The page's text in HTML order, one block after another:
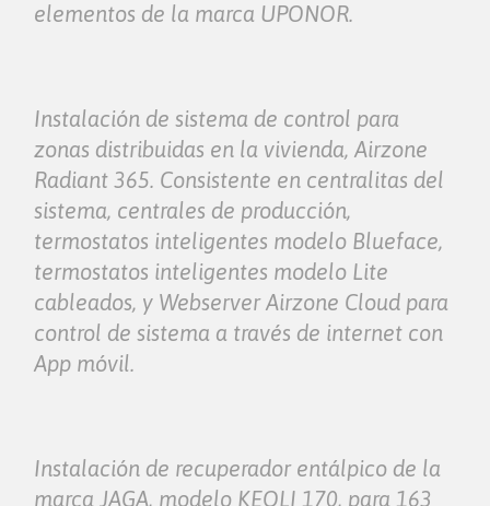
elementos de la marca UPONOR.
Instalación de sistema de control para
zonas distribuidas en la vivienda, Airzone
Radiant 365. Consistente en centralitas del
sistema, centrales de producción,
termostatos inteligentes modelo Blueface,
termostatos inteligentes modelo Lite
cableados, y Webserver Airzone Cloud para
control de sistema a través de internet con
App móvil.
Instalación de recuperador entálpico de la
marca JAGA, modelo KEOLI 170, para 163